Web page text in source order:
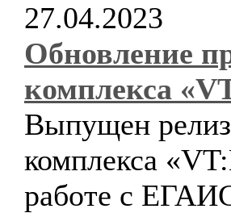
27.04.2023
Обновление
комплекса
Выпущен
комплекса
работе с